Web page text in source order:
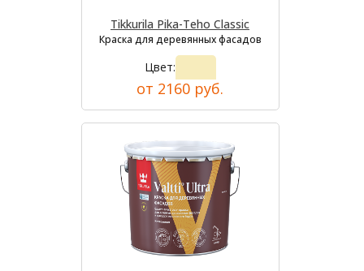
Tikkurila Pika-Teho Classic
Краска для деревянных фасадов
Цвет:
от 2160 руб.